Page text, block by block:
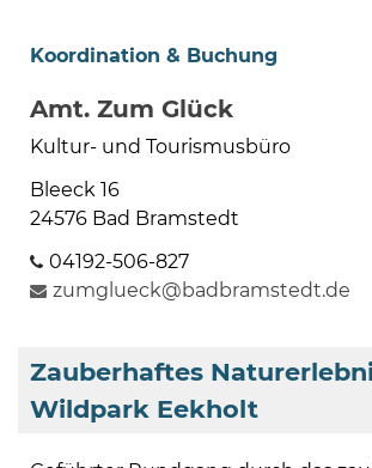
Koordination & Buchung
Amt. Zum Glück
Kultur- und Tourismusbüro
Bleeck 16
24576 Bad Bramstedt
04192-506-827
zumglueck@badbramstedt.de
Zauberhaftes
Wildpark Eekholt